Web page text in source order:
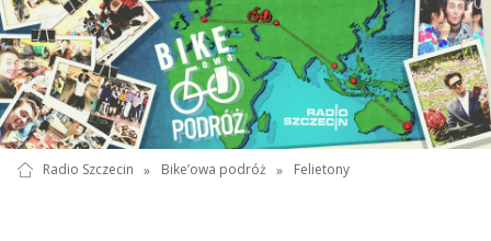
Radio Szczecin » Bike’owa podróż » Felietony